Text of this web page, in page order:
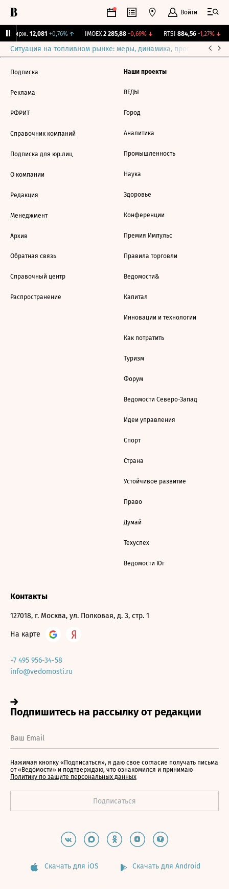
Войти
Бирж. 12,081 +0,76%↑ IMOEX 2 285,88 -0,69%↓ RTSI 884,56 -1,27%↓
Ситуация на топливном рынке: меры, динамика, прогнозы
Подписка
Реклама
РФРИТ
Справочник компаний
Подписка для юр.лиц
О компании
Редакция
Менеджмент
Архив
Обратная связь
Справочный центр
Распространение
Наши проекты
ВЕДЫ
Город
Аналитика
Промышленность
Наука
Здоровье
Конференции
Премия Импульс
Правила торговли
Ведомости&
Капитал
Инновации и технологии
Как потратить
Туризм
Форум
Ведомости Северо-Запад
Идеи управления
Спорт
Страна
Устойчивое развитие
Право
Думай
Техуспех
Ведомости Юг
Контакты
127018, г. Москва, ул. Полковая, д. 3, стр. 1
На карте
+7 495 956-34-58
info@vedomosti.ru
Нажимая кнопку «Подписаться», я даю свое согласие получать письма
от «Ведомости» и подтверждаю, что ознакомился и принимаю
Политику по защите персональных данных
Скачать для iOS Скачать для Android